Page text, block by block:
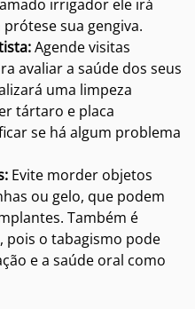
irrigador ele irá
sua gengiva.
Agende visitas
avaliar a saúde dos seus
uma limpeza
tártaro e placa
se há algum problema
Evite morder objetos
ou gelo, que podem
Também é
, pois o tabagismo pode
e a saúde oral como